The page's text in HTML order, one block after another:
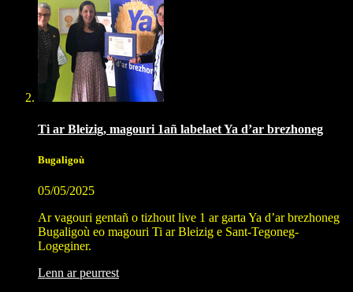
Ti ar Bleizig, magouri 1añ labelaet Ya d’ar brezhoneg
Bugaligoù
05/05/2025
Ar vagouri gentañ o tizhout live 1 ar garta Ya d’ar brezhoneg
Bugaligoù eo magouri Ti ar Bleizig e Sant-Tegoneg-
Logeginer.
Lenn ar peurrest